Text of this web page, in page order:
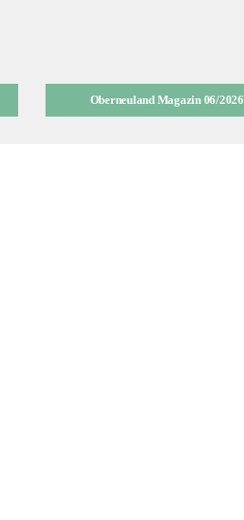
Oberneuland Magazin 06/2026